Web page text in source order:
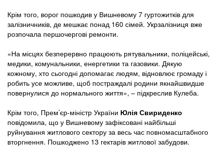
Крім того, ворог пошкодив у Вишневому 7 гуртожитків для
залізничників, де мешкає понад 160 сімей. Укрзалізниця вже
розпочала першочергові ремонти.
«На місцях безперервно працюють рятувальники, поліцейські,
медики, комунальники, енергетики та газовики. Дякую
кожному, хто сьогодні допомагає людям, відновлює громаду і
робить усе можливе, щоб постраждалі родини якнайшвидше
повернулися до нормального життя», – підкреслив Кулеба.
Крім того, Прем’єр-міністр України Юлія Свириденко
повідомила, що у Вишневому зафіксовані найбільші
руйнування житлового сектору за весь час повномасштабного
вторгнення. Пошкоджено 13 гектарів житлової забудови.